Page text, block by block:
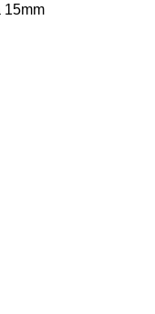
15mm